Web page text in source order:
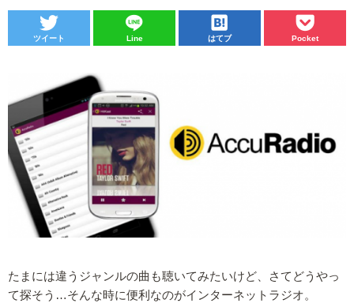
ツイート Line はてブ Pocket
たまには違うジャンルの曲も聴いてみたいけど、さてどうやっ
て探そう…そんな時に便利なのがインターネットラジオ。